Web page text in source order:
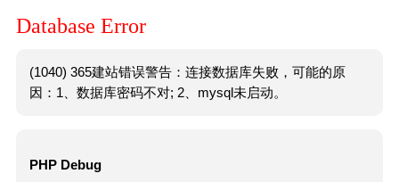
Database Error
(1040) 365建站错误警告：连接数据库失败，可能的原
因：1、数据库密码不对; 2、mysql未启动。
PHP Debug